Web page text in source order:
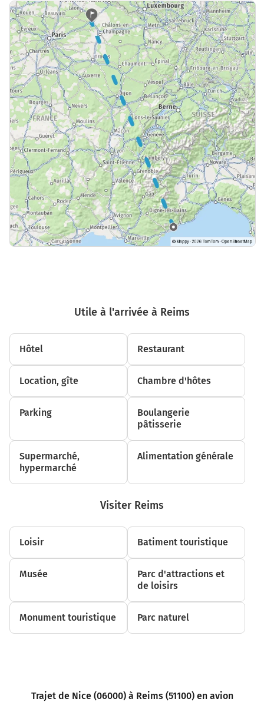
Utile à l'arrivée à Reims
Hôtel Restaurant
Location, gîte Chambre d'hôtes
Parking
Boulangerie
pâtisserie
Supermarché,
hypermarché
Alimentation générale
Visiter Reims
Loisir Batiment touristique
Musée
Parc d'attractions et
de loisirs
Monument touristique Parc naturel
Trajet de Nice (06000) à Reims (51100) en avion